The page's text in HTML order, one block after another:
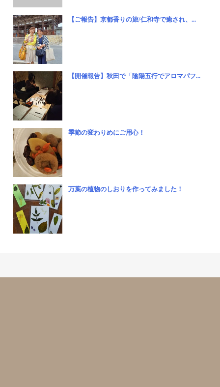
【ご報告】京都香りの旅/仁和寺で癒され、...
【開催報告】秋田で「陰陽五行でアロマパフ...
季節の変わりめにご用心！
万葉の植物のしおりを作ってみました！